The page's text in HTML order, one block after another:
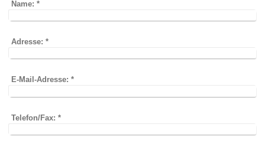
Name: *
Adresse: *
E-Mail-Adresse: *
Telefon/Fax: *